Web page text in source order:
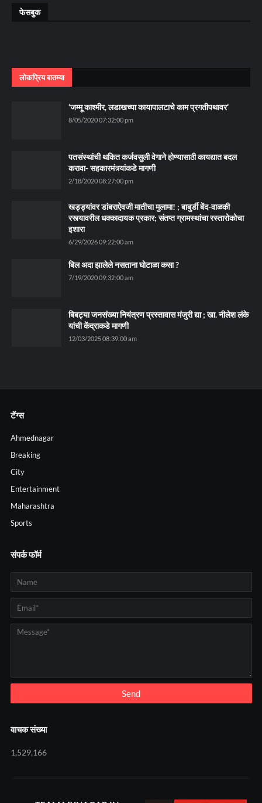
फेसबुक
लोकप्रिय बातम्या
‘जम्मू काश्मीर, लडाखच्या कायापालटाचे काम प्रगतीपथावर’
8/05/2020 07:32:00 pm
पतसंस्थांची थकित कर्जवसुली वेगाने होण्यासाठी कायद्यात बदल
करावा- सहकारमंत्र्यांकडे मागणी
2/18/2020 08:27:00 pm
खड्ड्यांवर डांबराऐवजी मातीचा मुलामा! ; बाबुर्डी बेंद-वाळकी
रस्त्यावरील धक्कादायक प्रकार; संतप्त ग्रामस्थांचा रस्तारोकोचा
इशारा
6/29/2026 09:22:00 am
बिल अदा झालेले नसताना घोटाळा कसा ?
7/19/2020 09:32:00 am
बिबट्या जनसंख्या नियंत्रण प्रस्तावास मंजुरी द्या ; खा. नीलेश लंके
यांची केंद्राकडे मागणी
12/03/2025 08:39:00 am
टॅग्स
Ahmednagar
Breaking
City
Entertainment
Maharashtra
Sports
संपर्क फॉर्म
वाचक संख्या
1,529,166